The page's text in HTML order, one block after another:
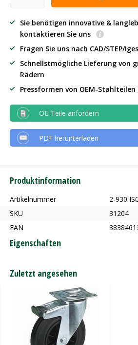
Sie benötigen innovative &
kontaktieren Sie uns
Fragen Sie uns nach CAD/STEP/
Schnellstmögliche Lieferung von
Rädern
Pressformen von OEM-
OE-Teile anfordern
PDF herunterladen
Produktinformation
Artikelnummer
2-930
SKU
31204
EAN
Eigenschaften
Zuletzt angesehen